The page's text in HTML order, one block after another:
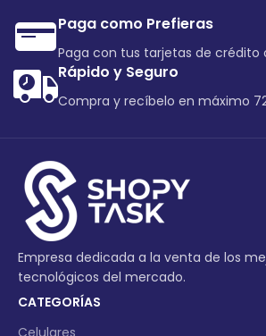
Paga como Prefieras
Paga con tus tarjetas de crédito
Rápido y Seguro
Compra y recíbelo en máximo
Empresa dedicada a la venta de los
tecnológicos del mercado.
CATEGORÍAS